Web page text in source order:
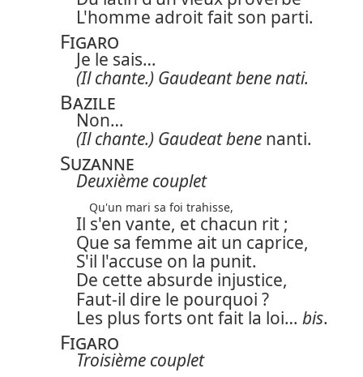
L'homme adroit fait son parti.
Figaro
Je le sais…
(Il chante.) Gaudeant bene nati.
Bazile
Non…
(Il chante.) Gaudeat bene nanti.
Suzanne
Deuxième couplet
Qu'un mari sa foi trahisse,
Il s'en vante, et chacun rit ;
Que sa femme ait un caprice,
S'il l'accuse on la punit.
De cette absurde injustice,
Faut-il dire le pourquoi ?
Les plus forts ont fait la loi… bis.
Figaro
Troisième couplet